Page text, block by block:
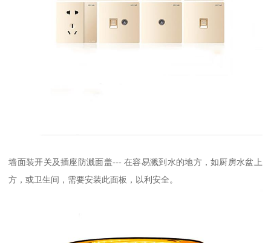
墙面装开关及插座防溅面盖--- 在容易溅到水的地方，如厨房水盆上
方，或卫生间，需要安装此面板，以利安全。